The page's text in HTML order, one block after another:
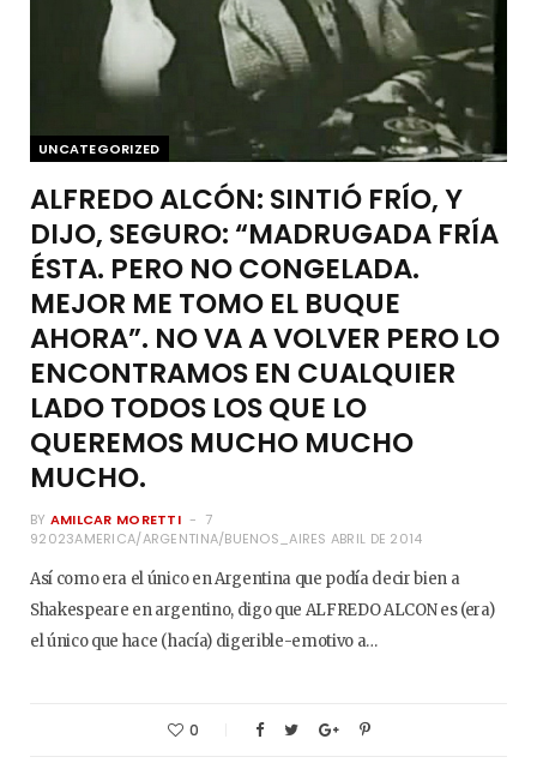
UNCATEGORIZED
ALFREDO ALCÓN: SINTIÓ FRÍO, Y
DIJO, SEGURO: “MADRUGADA FRÍA
ÉSTA. PERO NO CONGELADA.
MEJOR ME TOMO EL BUQUE
AHORA”. NO VA A VOLVER PERO LO
ENCONTRAMOS EN CUALQUIER
LADO TODOS LOS QUE LO
QUEREMOS MUCHO MUCHO
MUCHO.
BY AMILCAR MORETTI
7
92023AMERICA/ARGENTINA/BUENOS_AIRES ABRIL DE 2014
Así como era el único en Argentina que podía decir bien a
Shakespeare en argentino, digo que ALFREDO ALCON es (era)
el único que hace (hacía) digerible-emotivo a…
0